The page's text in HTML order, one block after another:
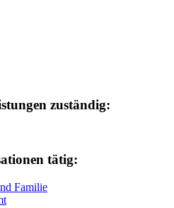
zuständig:
tätig:
Familie